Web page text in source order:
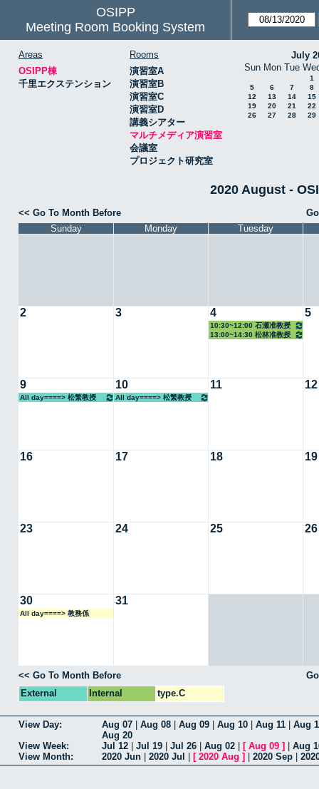
OSIPP
Meeting Room Booking System
Areas
OSIPP棟
千里エクステンション
Rooms
演習室A
演習室B
演習室C
演習室D
講義シアター
マルチメディア演習室
会議室
プロジェクト研究室
July
Sun Mon Tue
1
5
6 7
8
12
13 14
15
19
20 21
22
26
27 28 29
2020 August -
<< Go To Month Before
Sunday
Monday Tuesday
2 3 4
10:30~12:00 石瀬准教授
13:00~14:30 松林准教授
5
9
All day====> 松繁教授
10
All day====> 松繁教授
11 12
16 17 18 19
23 24 25 26
30
All day====> 教務係
31
<< Go To Month Before
External
Internal type.C
View Day: Aug 07 Aug 08 Aug 09 Aug 10 Aug 11
Aug
Aug 20
View Week:
Jul 12 Jul 19 Jul 26 Aug 02 [ Aug 09 ]
Aug
View Month:
2020 Jun 2020 Jul [ 2020 Aug ] 2020 Sep